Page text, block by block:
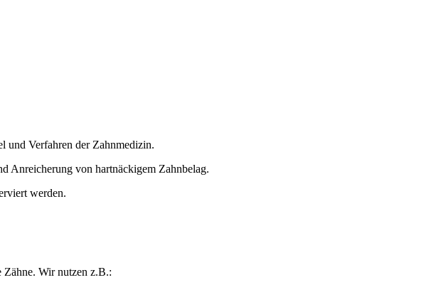
und Verfahren der Zahnmedizin.
Anreicherung von hartnäckigem Zahnbelag.
werden.
Zähne. Wir nutzen z.B.: